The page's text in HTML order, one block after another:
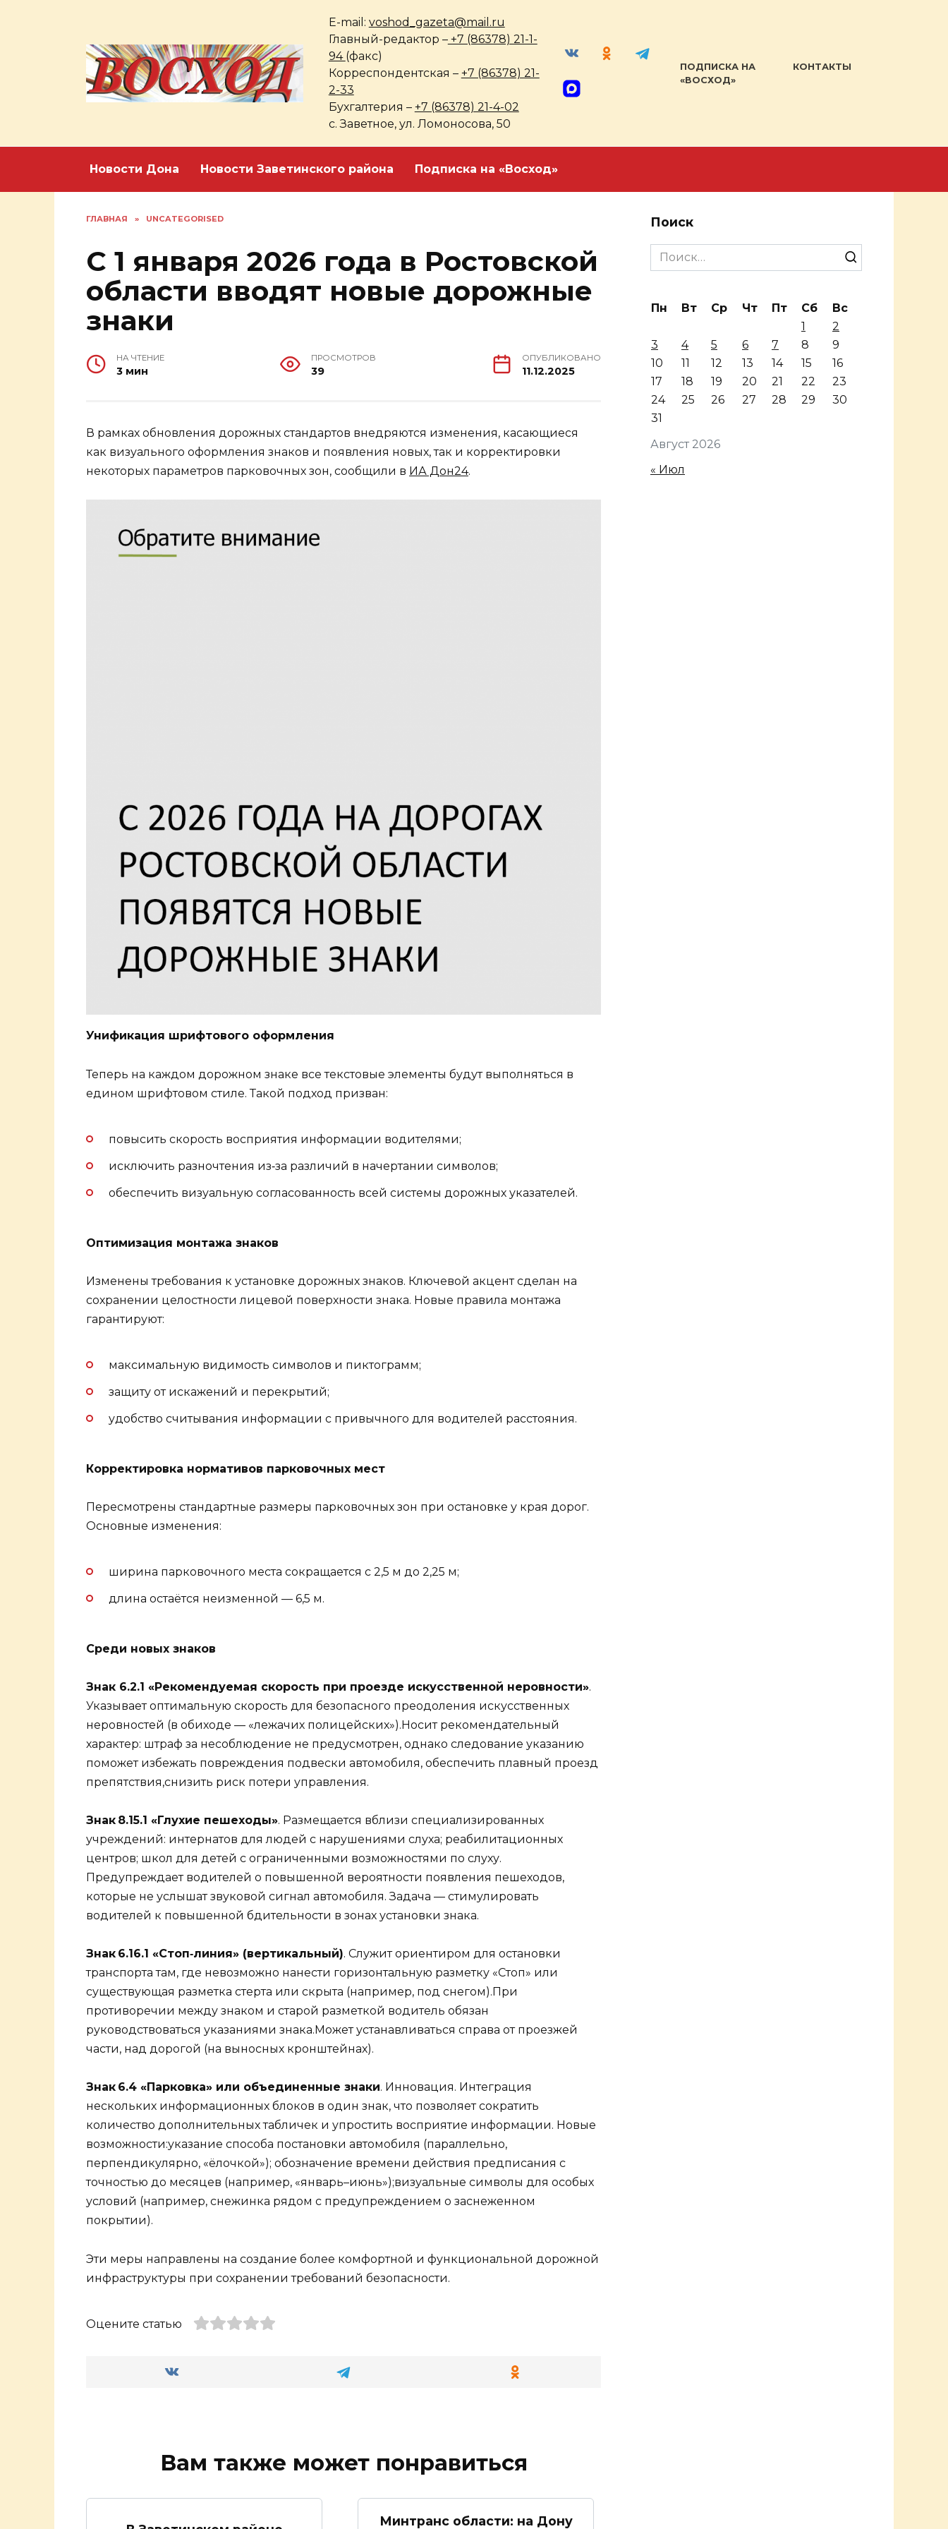
E-mail: voshod_gazeta@mail.ru
Главный-редактор –+7 (86378) 21-1-
94 (факс)
Корреспондентская – +7 (86378) 21-
2-33
Бухгалтерия – +7 (86378) 21-4-02
с. Заветное, ул. Ломоносова, 50
ПОДПИСКА НА
«ВОСХОД»
КОНТАКТЫ
Новости Дона Новости Заветинского района Подписка на «Восход»
ГЛАВНАЯ » UNCATEGORISED
С 1 января 2026 года в Ростовской
области вводят новые дорожные
знаки
НА ЧТЕНИЕ
3 мин
ПРОСМОТРОВ
39
ОПУБЛИКОВАНО
11.12.2025
В рамках обновления дорожных стандартов внедряются изменения, касающиеся
как визуального оформления знаков и появления новых, так и корректировки
некоторых параметров парковочных зон, сообщили в ИА Дон24.
Унификация шрифтового оформления
Теперь на каждом дорожном знаке все текстовые элементы будут выполняться в
едином шрифтовом стиле. Такой подход призван:
повысить скорость восприятия информации водителями;
исключить разночтения из‑за различий в начертании символов;
обеспечить визуальную согласованность всей системы дорожных указателей.
Оптимизация монтажа знаков
Изменены требования к установке дорожных знаков. Ключевой акцент сделан на
сохранении целостности лицевой поверхности знака. Новые правила монтажа
гарантируют:
максимальную видимость символов и пиктограмм;
защиту от искажений и перекрытий;
удобство считывания информации с привычного для водителей расстояния.
Корректировка нормативов парковочных мест
Пересмотрены стандартные размеры парковочных зон при остановке у края дорог.
Основные изменения:
ширина парковочного места сокращается с 2,5 м до 2,25 м;
длина остаётся неизменной — 6,5 м.
Среди новых знаков
Знак 6.2.1 «Рекомендуемая скорость при проезде искусственной неровности».
Указывает оптимальную скорость для безопасного преодоления искусственных
неровностей (в обиходе — «лежачих полицейских»).Носит рекомендательный
характер: штраф за несоблюдение не предусмотрен, однако следование указанию
поможет избежать повреждения подвески автомобиля, обеспечить плавный проезд
препятствия,снизить риск потери управления.
Знак 8.15.1 «Глухие пешеходы». Размещается вблизи специализированных
учреждений: интернатов для людей с нарушениями слуха; реабилитационных
центров; школ для детей с ограниченными возможностями по слуху.
Предупреждает водителей о повышенной вероятности появления пешеходов,
которые не услышат звуковой сигнал автомобиля. Задача — стимулировать
водителей к повышенной бдительности в зонах установки знака.
Знак 6.16.1 «Стоп‑линия» (вертикальный). Служит ориентиром для остановки
транспорта там, где невозможно нанести горизонтальную разметку «Стоп» или
существующая разметка стерта или скрыта (например, под снегом).При
противоречии между знаком и старой разметкой водитель обязан
руководствоваться указаниями знака.Может устанавливаться справа от проезжей
части, над дорогой (на выносных кронштейнах).
Знак 6.4 «Парковка» или объединенные знаки. Инновация. Интеграция
нескольких информационных блоков в один знак, что позволяет сократить
количество дополнительных табличек и упростить восприятие информации. Новые
возможности:указание способа постановки автомобиля (параллельно,
перпендикулярно, «ёлочкой»); обозначение времени действия предписания с
точностью до месяцев (например, «январь–июнь»);визуальные символы для особых
условий (например, снежинка рядом с предупреждением о заснеженном
покрытии).
Эти меры направлены на создание более комфортной и функциональной дорожной
инфраструктуры при сохранении требований безопасности.
Оцените статью
Вам также может понравиться
Минтранс области: на Дону
Поиск
Search
for:
Август 2026
Пн Вт Ср Чт Пт Сб
Вс
1
2
3
4 5 6 7 8
9
10
11 12 13 14 15
16
17
18 19 20 21 22
23
24
25 26 27 28 29
30
31
« Июл